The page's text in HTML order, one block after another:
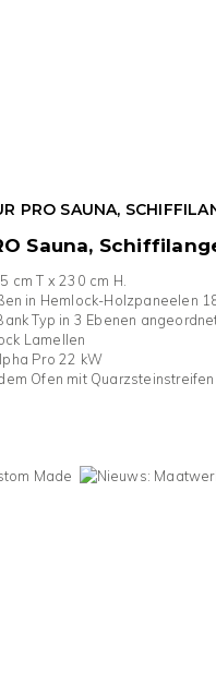
PRO SAUNA,
Sauna,
cm T x 230 cm H.
in Hemlock-Holzpaneelen
Typ in 3 Ebenen
Lamellen
Pro 22 kW
Ofen mit